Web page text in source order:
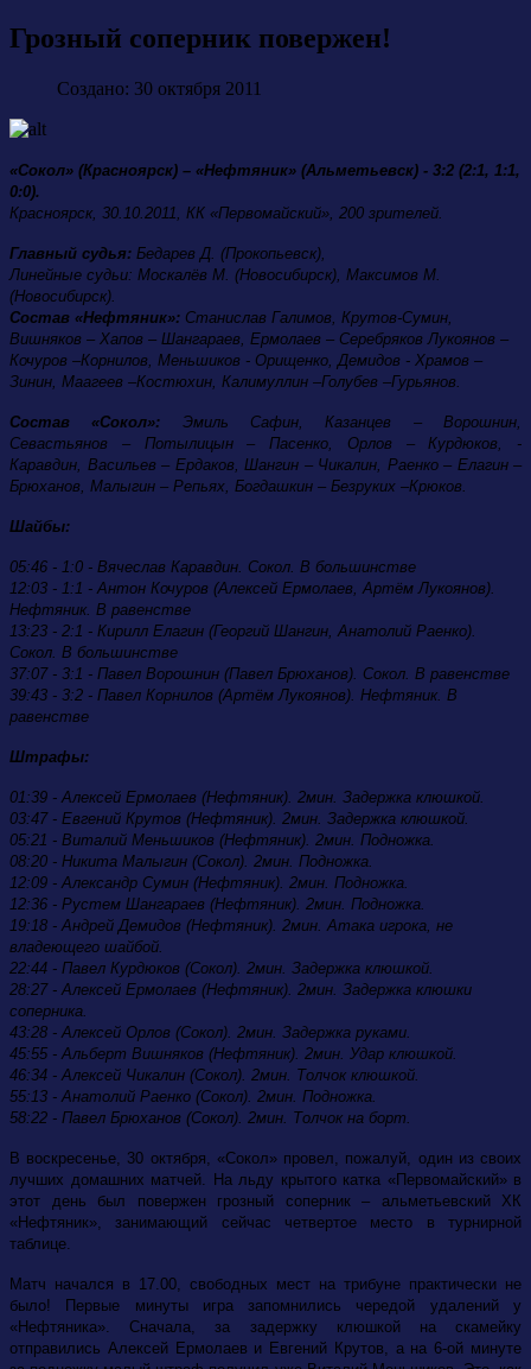
Грозный соперник повержен!
Создано: 30 октября 2011
«Сокол» (Красноярск) – «Нефтяник» (Альметьевск) - 3:2 (2:1, 1:1,
0:0).
Красноярск, 30.10.2011, КК «Первомайский», 200 зрителей.
Главный судья: Бедарев Д. (Прокопьевск),
Линейные судьи: Москалёв М. (Новосибирск), Максимов М.
(Новосибирск).
Состав «Нефтяник»: Станислав Галимов, Крутов-Сумин,
Вишняков – Хапов – Шангараев, Ермолаев – Серебряков Лукоянов –
Кочуров –Корнилов, Меньшиков - Орищенко, Демидов - Храмов –
Зинин, Маагеев –Костюхин, Калимуллин –Голубев –Гурьянов.
Состав «Сокол»: Эмиль Сафин, Казанцев – Ворошнин,
Севастьянов – Потылицын – Пасенко, Орлов – Курдюков, -
Каравдин, Васильев – Ердаков, Шангин – Чикалин, Раенко – Елагин –
Брюханов, Малыгин – Репьях, Богдашкин – Безруких –Крюков.
Шайбы:
05:46 - 1:0 - Вячеслав Каравдин. Сокол. В большинстве
12:03 - 1:1 - Антон Кочуров (Алексей Ермолаев, Артём Лукоянов).
Нефтяник. В равенстве
13:23 - 2:1 - Кирилл Елагин (Георгий Шангин, Анатолий Раенко).
Сокол. В большинстве
37:07 - 3:1 - Павел Ворошнин (Павел Брюханов). Сокол. В равенстве
39:43 - 3:2 - Павел Корнилов (Артём Лукоянов). Нефтяник. В
равенстве
Штрафы:
01:39 - Алексей Ермолаев (Нефтяник). 2мин. Задержка клюшкой.
03:47 - Евгений Крутов (Нефтяник). 2мин. Задержка клюшкой.
05:21 - Виталий Меньшиков (Нефтяник). 2мин. Подножка.
08:20 - Никита Малыгин (Сокол). 2мин. Подножка.
12:09 - Александр Сумин (Нефтяник). 2мин. Подножка.
12:36 - Рустем Шангараев (Нефтяник). 2мин. Подножка.
19:18 - Андрей Демидов (Нефтяник). 2мин. Атака игрока, не
владеющего шайбой.
22:44 - Павел Курдюков (Сокол). 2мин. Задержка клюшкой.
28:27 - Алексей Ермолаев (Нефтяник). 2мин. Задержка клюшки
соперника.
43:28 - Алексей Орлов (Сокол). 2мин. Задержка руками.
45:55 - Альберт Вишняков (Нефтяник). 2мин. Удар клюшкой.
46:34 - Алексей Чикалин (Сокол). 2мин. Толчок клюшкой.
55:13 - Анатолий Раенко (Сокол). 2мин. Подножка.
58:22 - Павел Брюханов (Сокол). 2мин. Толчок на борт.
В воскресенье, 30 октября, «Сокол» провел, пожалуй, один из своих
лучших домашних матчей. На льду крытого катка «Первомайский» в
этот день был повержен грозный соперник – альметьевский ХК
«Нефтяник», занимающий сейчас четвертое место в турнирной
таблице.
Матч начался в 17.00, свободных мест на трибуне практически не
было! Первые минуты игра запомнились чередой удалений у
«Нефтяника». Сначала, за задержку клюшкой на скамейку
отправились Алексей Ермолаев и Евгений Крутов, а на 6-ой минуте